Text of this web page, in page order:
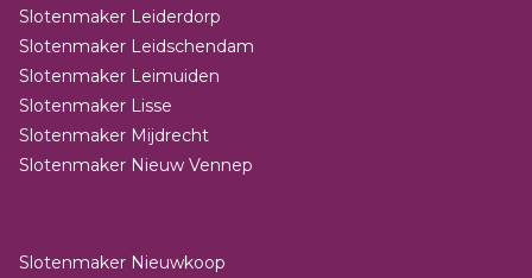
Slotenmaker Leiderdorp
Slotenmaker Leidschendam
Slotenmaker Leimuiden
Slotenmaker Lisse
Slotenmaker Mijdrecht
Slotenmaker Nieuw Vennep
Slotenmaker Nieuwkoop